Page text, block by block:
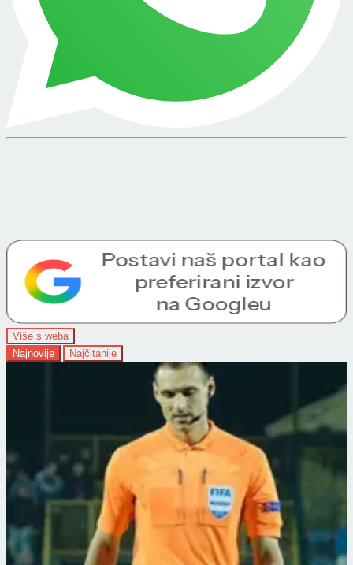
Više s weba
Najnovije
Najčitanije